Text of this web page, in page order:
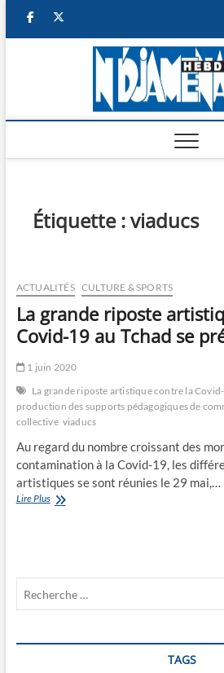
facebook
Étiquette :viaducs
ACTUALITÉS CULTURE & SPORTS
La grande riposte
Covid-19 au Tchad se
1 juin 2020
La grande riposte artistique contre la
production des supports pédagogiques de
collective viaducs
Au regard du nombre croissant des
contamination à la Covid-19, les
artistiques se sont réunies le 29 mai,…
Lire PlusLa
19
se
TAGS